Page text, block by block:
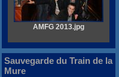
AMFG 2013.jpg
Sauvegarde du Train de la
Mure